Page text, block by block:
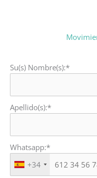
Su(s) Nombre(s):*
Apellido(s):*
Whatsapp:*
+34